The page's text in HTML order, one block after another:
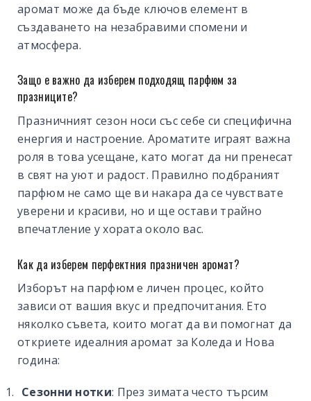
аромат може да бъде ключов елемент в
създаването на незабравими спомени и
атмосфера.
Защо е важно да изберем подходящ парфюм за
празниците?
Празничният сезон носи със себе си специфична
енергия и настроение. Ароматите играят важна
роля в това усещане, като могат да ни пренесат
в свят на уют и радост. Правилно подбраният
парфюм не само ще ви накара да се чувствате
уверени и красиви, но и ще остави трайно
впечатление у хората около вас.
Как да изберем перфектния празничен аромат?
Изборът на парфюм е личен процес, който
зависи от вашия вкус и предпочитания. Ето
няколко съвета, които могат да ви помогнат да
откриете идеалния аромат за Коледа и Нова
година:
Сезонни нотки: През зимата често търсим